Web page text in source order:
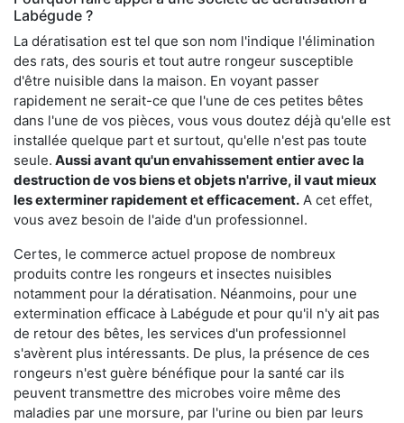
Labégude ?
La dératisation est tel que son nom l'indique l'élimination
des rats, des souris et tout autre rongeur susceptible
d'être nuisible dans la maison. En voyant passer
rapidement ne serait-ce que l'une de ces petites bêtes
dans l'une de vos pièces, vous vous doutez déjà qu'elle est
installée quelque part et surtout, qu'elle n'est pas toute
seule. Aussi avant qu'un envahissement entier avec la
destruction de vos biens et objets n'arrive, il vaut mieux
les exterminer rapidement et efficacement. A cet effet,
vous avez besoin de l'aide d'un professionnel.
Certes, le commerce actuel propose de nombreux
produits contre les rongeurs et insectes nuisibles
notamment pour la dératisation. Néanmoins, pour une
extermination efficace à Labégude et pour qu'il n'y ait pas
de retour des bêtes, les services d'un professionnel
s'avèrent plus intéressants. De plus, la présence de ces
rongeurs n'est guère bénéfique pour la santé car ils
peuvent transmettre des microbes voire même des
maladies par une morsure, par l'urine ou bien par leurs